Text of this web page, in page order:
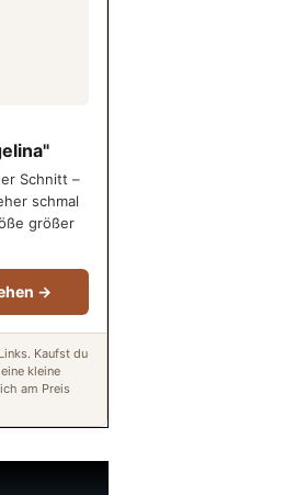
Schnitt –
schmal
größer
→
Kaufst du
kleine
am Preis